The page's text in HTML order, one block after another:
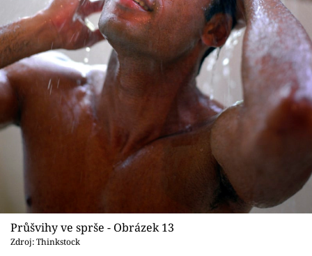
Průšvihy ve sprše - Obrázek 13
Zdroj: Thinkstock